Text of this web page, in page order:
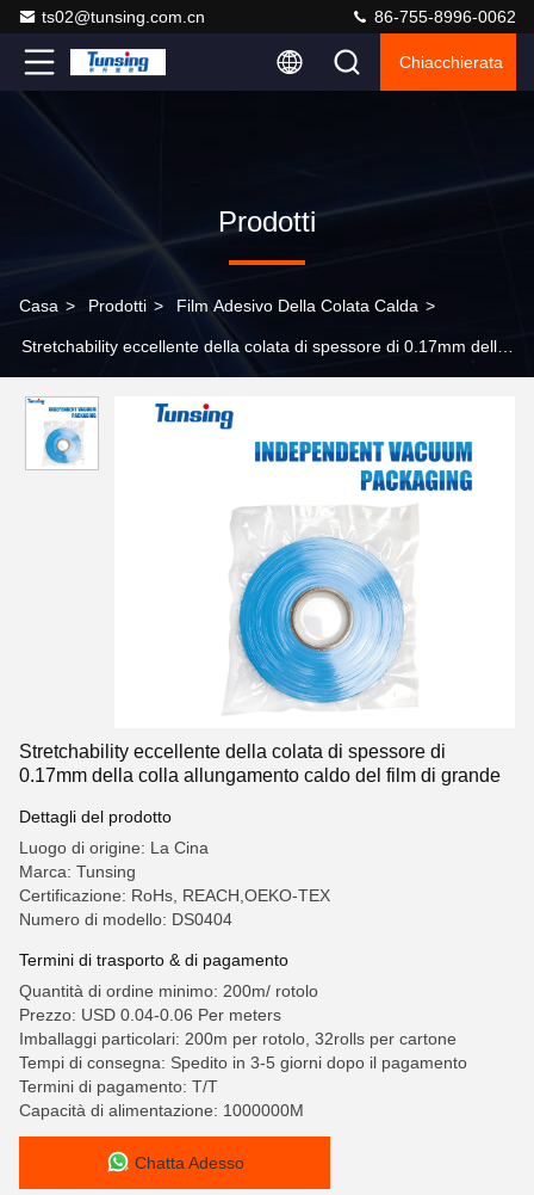
ts02@tunsing.com.cn 86-755-8996-0062
Chiacchierata
Prodotti
Casa > Prodotti > Film Adesivo Della Colata Calda >
Stretchability eccellente della colata di spessore di 0.17mm della
Stretchability eccellente della colata di spessore di
0.17mm della colla allungamento caldo del film di grande
Dettagli del prodotto
Luogo di origine: La Cina
Marca: Tunsing
Certificazione: RoHs, REACH,OEKO-TEX
Numero di modello: DS0404
Termini di trasporto & di pagamento
Quantità di ordine minimo: 200m/ rotolo
Prezzo: USD 0.04-0.06 Per meters
Imballaggi particolari: 200m per rotolo, 32rolls per cartone
Tempi di consegna: Spedito in 3-5 giorni dopo il pagamento
Termini di pagamento: T/T
Capacità di alimentazione: 1000000M
Chatta Adesso